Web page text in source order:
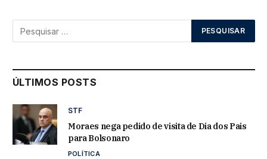
ÚLTIMOS POSTS
STF
Moraes nega pedido de visita de Dia dos Pais
para Bolsonaro
POLÍTICA